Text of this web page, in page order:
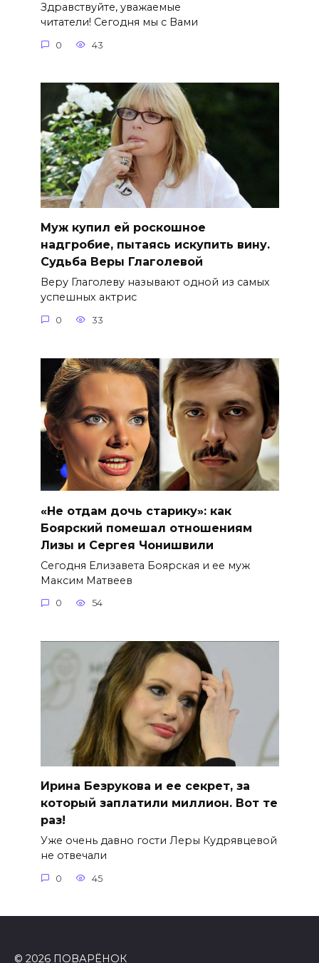
Здравствуйте, уважаемые
читатели! Сегодня мы с Вами
0 43
Муж купил ей роскошное
надгробие, пытаясь искупить вину.
Судьба Веры Глаголевой
Веру Глаголеву называют одной из самых
успешных актрис
0 33
«Не отдам дочь старику»: как
Боярский помешал отношениям
Лизы и Сергея Чонишвили
Сегодня Елизавета Боярская и ее муж
Максим Матвеев
0 54
Ирина Безрукова и ее секрет, за
который заплатили миллион. Вот те
раз!
Уже очень давно гости Леры Кудрявцевой
не отвечали
0 45
© 2026 ПОВАРЁНОК